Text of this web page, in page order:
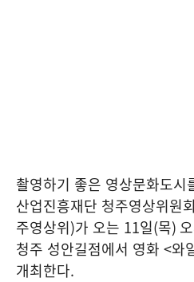
촬영하기 좋은 영상문화도시
산업진흥재단 청주영상위원회
주영상위)가 오는 11일(목)
청주 성안길점에서 영화 <와
개최한다.